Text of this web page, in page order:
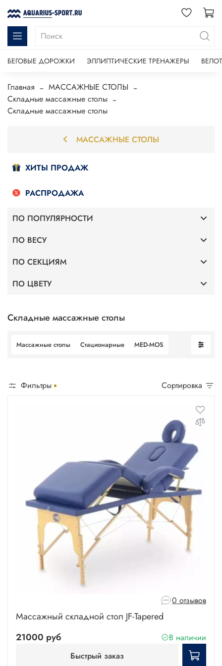
БЕГОВЫЕ ДОРОЖКИ ЭЛЛИПТИЧЕСКИЕ ТРЕНАЖЕРЫ
Главная
МАССАЖНЫЕ СТОЛЫ
Складные массажные столы
Складные массажные столы
Складные массажные столы
Массажные столы Стационарные MED-MOS
Фильтры Сортировка
0 отзывов
Массажный складной стол JF-Tapered
21000 руб
В наличии
Быстрый заказ
МАССАЖНЫЕ СТОЛЫ
ХИТЫ ПРОДАЖ
РАСПРОДАЖА
ПО ПОПУЛЯРНОСТИ
Стационарные
ПО ВЕСУ
До 250 кг
ПО СЕКЦИЯМ
С 2 секциями
ПО ЦВЕТУ